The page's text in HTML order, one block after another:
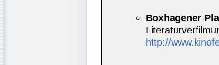
Boxhagener
http://